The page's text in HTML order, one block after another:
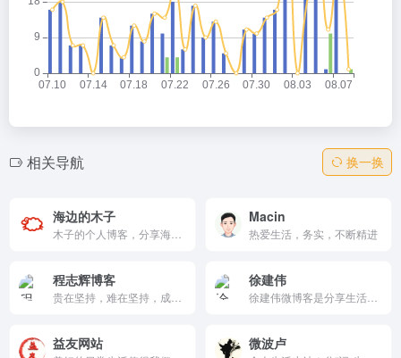
相关导航 换一换
海边的木子 Macin
热爱生活，务实，不断精进
程志辉博客 徐建伟
益友网站 微波卢